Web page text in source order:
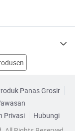
Berlian Pabrik
Panas Grosir
Privasi
Hubungi